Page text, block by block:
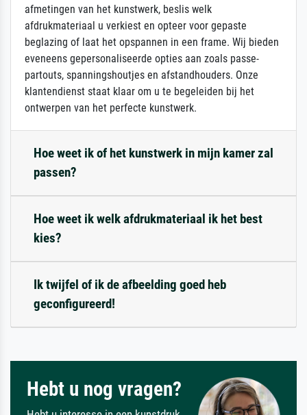
afmetingen van het kunstwerk, beslis welk
afdrukmateriaal u verkiest en opteer voor gepaste
beglazing of laat het opspannen in een frame. Wij bieden
eveneens gepersonaliseerde opties aan zoals passe-
partouts, spanningshoutjes en afstandhouders. Onze
klantendienst staat klaar om u te begeleiden bij het
ontwerpen van het perfecte kunstwerk.
Hoe weet ik of het kunstwerk in mijn kamer zal
passen?
Hoe weet ik welk afdrukmateriaal ik het best
kies?
Ik twijfel of ik de afbeelding goed heb
geconfigureerd!
Hebt u nog vragen?